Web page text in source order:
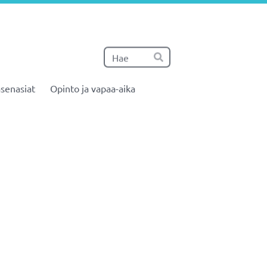
Haku
Hae
Opinto ja vapaa-aika